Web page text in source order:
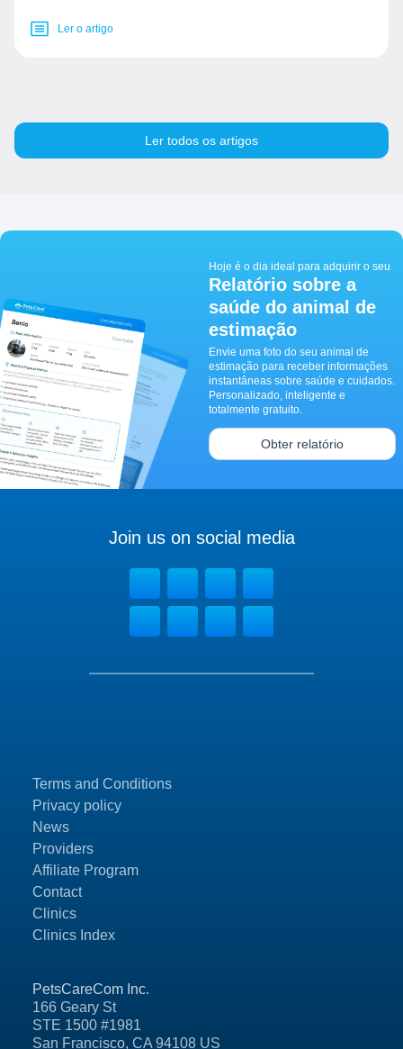
Ler o artigo
Ler todos os artigos
Hoje é o dia ideal para adquirir o seu
Relatório sobre a
saúde do animal de
estimação
Envie uma foto do seu animal de
estimação para receber informações
instantâneas sobre saúde e cuidados.
Personalizado, inteligente e
totalmente gratuito.
Obter relatório
PetsCareCom Inc.
166 Geary St
STE 1500 #1981
San Francisco, CA 94108 US
Terms and Conditions
Privacy policy
News
Providers
Affiliate Program
Contact
Clinics
Clinics Index
Join us on social media